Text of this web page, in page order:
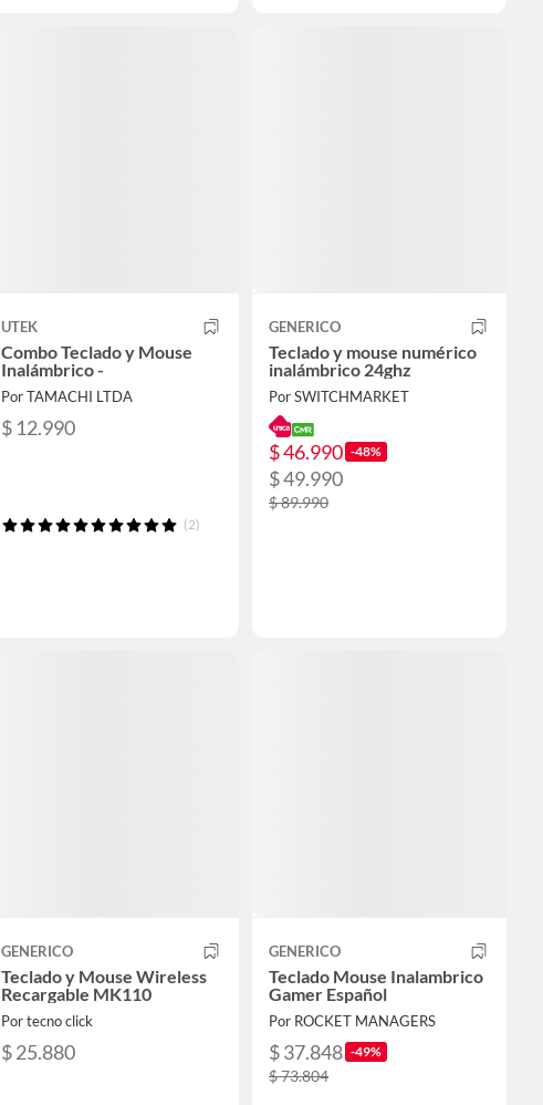
UTEK
Combo Teclado y Mouse
Inalámbrico -
Por TAMACHI LTDA
$ 12.990
(2)
GENERICO
Teclado y mouse numérico
inalámbrico 24ghz
Por SWITCHMARKET
$ 46.990 -48%
$ 49.990
$ 89.990
GENERICO
Teclado y Mouse Wireless
Recargable MK110
Por tecno click
$ 25.880
GENERICO
Teclado Mouse Inalambrico
Gamer Español
Por ROCKET MANAGERS
$ 37.848 -49%
$ 73.804